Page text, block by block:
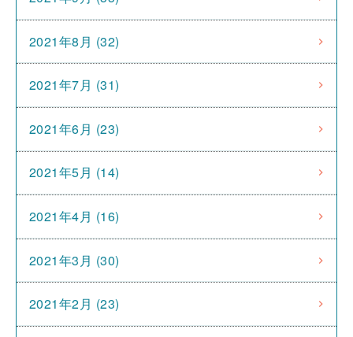
2021年8月 (32)
2021年7月 (31)
2021年6月 (23)
2021年5月 (14)
2021年4月 (16)
2021年3月 (30)
2021年2月 (23)